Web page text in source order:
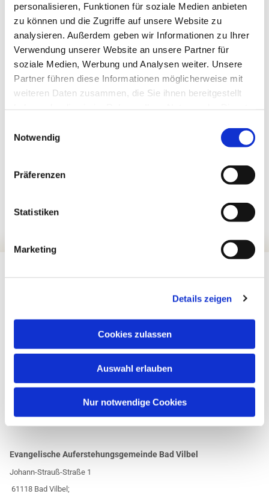
personalisieren, Funktionen für soziale Medien anbieten
zu können und die Zugriffe auf unsere Website zu
analysieren. Außerdem geben wir Informationen zu Ihrer
Verwendung unserer Website an unsere Partner für
soziale Medien, Werbung und Analysen weiter. Unsere
Partner führen diese Informationen möglicherweise mit
weiteren Daten zusammen, die Sie ihnen bereitgestellt
Notwendig
Präferenzen
Statistiken
Marketing
Details zeigen
Cookies zulassen
Auswahl erlauben
Nur notwendige Cookies
Evangelische Auferstehungsgemeinde Bad Vilbel
Johann-Strauß-Straße 1
61118 Bad Vilbel;